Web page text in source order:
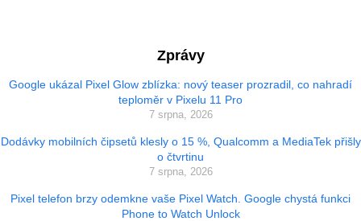
Zprávy
Google ukázal Pixel Glow zblízka: nový teaser prozradil, co nahradí
teploměr v Pixelu 11 Pro
7 srpna, 2026
Dodávky mobilních čipsetů klesly o 15 %, Qualcomm a MediaTek přišly
o čtvrtinu
7 srpna, 2026
Pixel telefon brzy odemkne vaše Pixel Watch. Google chystá funkci
Phone to Watch Unlock